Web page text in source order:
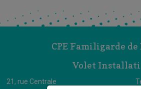
CPE Familigarde de
Volet
21, rue Centrale